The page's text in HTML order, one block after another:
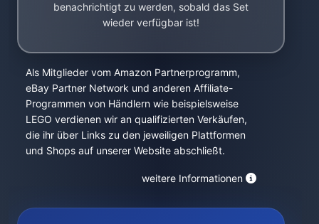
benachrichtigt zu werden, sobald das Set
wieder verfügbar ist!
Als Mitglieder vom Amazon Partnerprogramm,
eBay Partner Network und anderen Affiliate-
Programmen von Händlern wie beispielsweise
LEGO verdienen wir an qualifizierten Verkäufen,
die ihr über Links zu den jeweiligen Plattformen
und Shops auf unserer Website abschließt.
weitere Informationen